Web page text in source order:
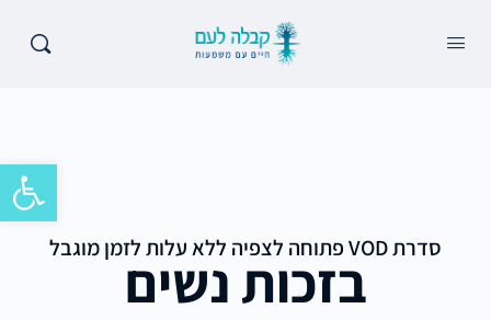
פתח
סדרת VOD פתוחה לצפיה ללא עלות לזמן מוגבל בזכות נשים